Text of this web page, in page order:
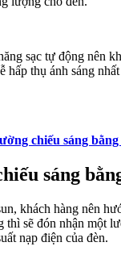
sạc tự động nên
thụ ánh sáng
chiếu sáng
sáng
khách hàng nên
sẽ đón nhận một
nạp điện của đèn.